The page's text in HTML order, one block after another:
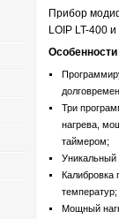
Прибор
LOIP LT-400
Особенности
Три
нагрева,
таймером;
Уникальный
Калибровка
температур;
Мощный